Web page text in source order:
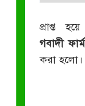
প্রাপ্ত
গবাদী
করা হলো।